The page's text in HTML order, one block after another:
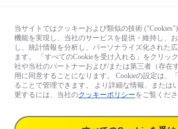
当サイトではクッキーおよび類似の技術
機能を実現し、当社のサービスを提供・維持し、
し、統計情報を分析し、パーソナライズ化された
ます。 「すべてのCookieを受け入れる」をクリッ
社や当社のパートナーおよび/または第三者（存在
用に同意することになります。 Cookieの設定は、
ることで管理できます。 より詳細な情報、または
更するには、当社のクッキーポリシーをご覧くださ